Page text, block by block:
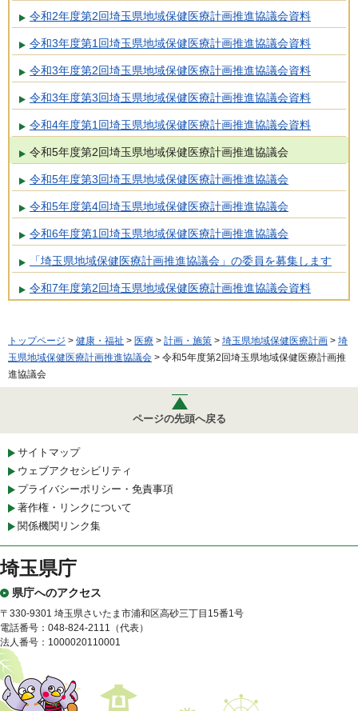
令和2年度第2回埼玉県地域保健医療計画推進協議会資料
令和3年度第1回埼玉県地域保健医療計画推進協議会資料
令和3年度第2回埼玉県地域保健医療計画推進協議会資料
令和3年度第3回埼玉県地域保健医療計画推進協議会資料
令和4年度第1回埼玉県地域保健医療計画推進協議会資料
令和5年度第2回埼玉県地域保健医療計画推進協議会
令和5年度第3回埼玉県地域保健医療計画推進協議会
令和5年度第4回埼玉県地域保健医療計画推進協議会
令和6年度第1回埼玉県地域保健医療計画推進協議会
「埼玉県地域保健医療計画推進協議会」の委員を募集します
令和7年度第2回埼玉県地域保健医療計画推進協議会資料
トップページ > 健康・福祉 > 医療 > 計画・施策 > 埼玉県地域保健医療計画 > 埼
玉県地域保健医療計画推進協議会 > 令和5年度第2回埼玉県地域保健医療計画推
進協議会
ページの先頭へ戻る
サイトマップ
ウェブアクセシビリティ
プライバシーポリシー・免責事項
著作権・リンクについて
関係機関リンク集
埼玉県庁
県庁へのアクセス
〒330-9301 埼玉県さいたま市浦和区高砂三丁目15番1号
電話番号：048-824-2111（代表）
法人番号：1000020110001